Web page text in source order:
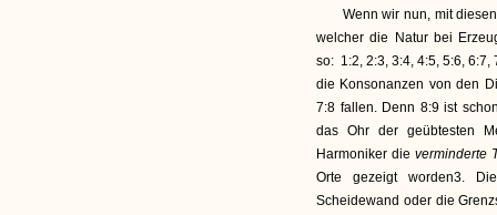
Wenn wir nun, mit
welcher die Natur bei
so: 1:2, 2:3, 3:4, 4:5, 5:6, 6:7,
die Konsonanzen von den
7:8 fallen. Denn 8:9 ist
das Ohr der geübtesten
Harmoniker die verminderte
Orte gezeigt worden3.
Scheidewand oder die